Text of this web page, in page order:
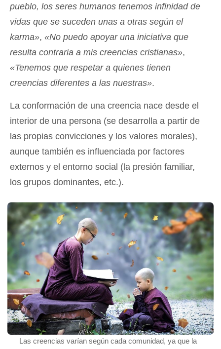
pueblo, los seres humanos tenemos infinidad de
vidas que se suceden unas a otras según el
karma», «No puedo apoyar una iniciativa que
resulta contraria a mis creencias cristianas»,
«Tenemos que respetar a quienes tienen
creencias diferentes a las nuestras».
La conformación de una creencia nace desde el
interior de una persona (se desarrolla a partir de
las propias convicciones y los valores morales),
aunque también es influenciada por factores
externos y el entorno social (la presión familiar,
los grupos dominantes, etc.).
Las creencias varían según cada comunidad, ya que la